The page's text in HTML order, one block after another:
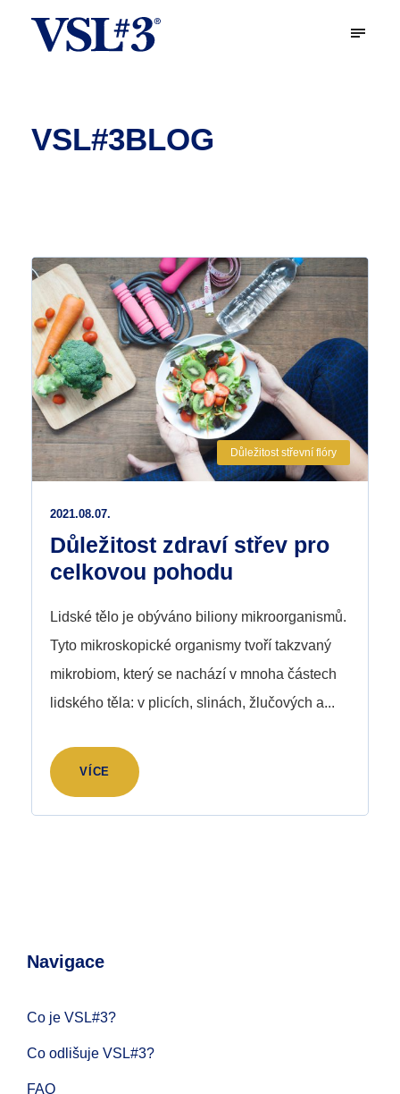
VSL#3BLOG
Důležitost střevní flóry
2021.08.07.
Důležitost zdraví střev pro
celkovou pohodu
Lidské tělo je obýváno biliony mikroorganismů.
Tyto mikroskopické organismy tvoří takzvaný
mikrobiom, který se nachází v mnoha částech
lidského těla: v plicích, slinách, žlučových a...
VÍCE
Navigace
Co je VSL#3?
Co odlišuje VSL#3?
FAQ